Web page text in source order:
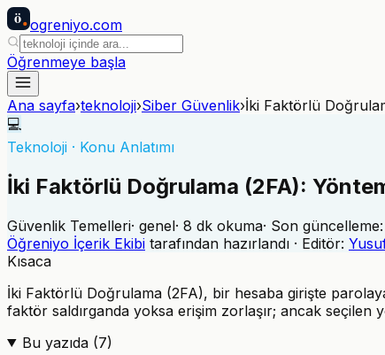
ö ogreniyo.com
Öğrenmeye başla
Ana sayfa›teknoloji›Siber Güvenlik›İki Faktörlü
💻
Teknoloji · Konu Anlatımı
İki Faktörlü Doğrulama (2FA):
Güvenlik Temelleri· genel· 8 dk okuma· Son güncelleme:
Öğreniyo İçerik Ekibi tarafından hazırlandı · Editör:
Kısaca
İki Faktörlü Doğrulama (2FA), bir hesaba girişte
faktör saldırganda yoksa erişim zorlaşır; ancak
Bu yazıda (7)